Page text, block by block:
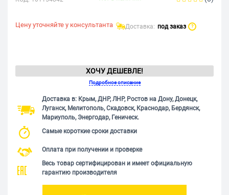
Цену уточняйте у консультанта Доставка: под заказ ?
ХОЧУ ДЕШЕВЛЕ!
Подробное описание
Доставка в: Крым, ДНР, ЛНР, Ростов на Дону, Донецк,
Луганск, Мелитополь, Скадовск, Краснодар, Бердянск,
Мариуполь, Энергодар, Геническ.
Самые короткие сроки доставки
Оплата при получении и проверке
Весь товар сертифицирован и имеет официальную
гарантию производителя